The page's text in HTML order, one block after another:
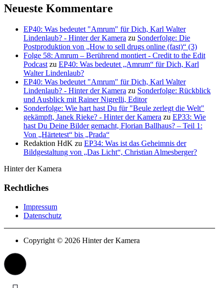
Neueste Kommentare
EP40: Was bedeutet "Amrum" für Dich, Karl Walter
Lindenlaub? - Hinter der Kamera zu Sonderfolge: Die
Postproduktion von „How to sell drugs online (fast)“ (3)
Folge 58: Amrum – Berührend montiert - Credit to the Edit
Podcast zu EP40: Was bedeutet „Amrum“ für Dich, Karl
Walter Lindenlaub?
EP40: Was bedeutet "Amrum" für Dich, Karl Walter
Lindenlaub? - Hinter der Kamera zu Sonderfolge: Rückblick
und Ausblick mit Rainer Nigrelli, Editor
Sonderfolge: Wie hart hast Du für "Beule zerlegt die Welt"
gekämpft, Janek Rieke? - Hinter der Kamera zu EP33: Wie
hast Du Deine Bilder gemacht, Florian Ballhaus? – Teil 1:
Von „Härtetest“ bis „Prada“
Redaktion HdK zu EP34: Was ist das Geheimnis der
Bildgestaltung von „Das Licht“, Christian Almesberger?
Hinter der Kamera
Rechtliches
Impressum
Datenschutz
Copyright © 2026 Hinter der Kamera